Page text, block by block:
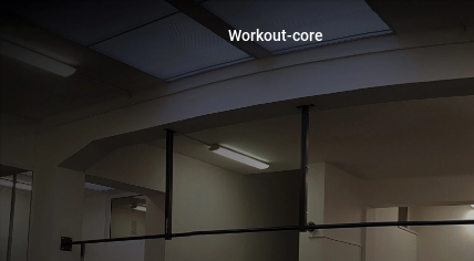
obsah
Workout-core